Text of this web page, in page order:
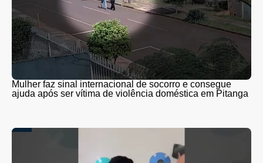
Mulher faz sinal internacional de socorro e consegue
ajuda após ser vítima de violência doméstica em Pitanga